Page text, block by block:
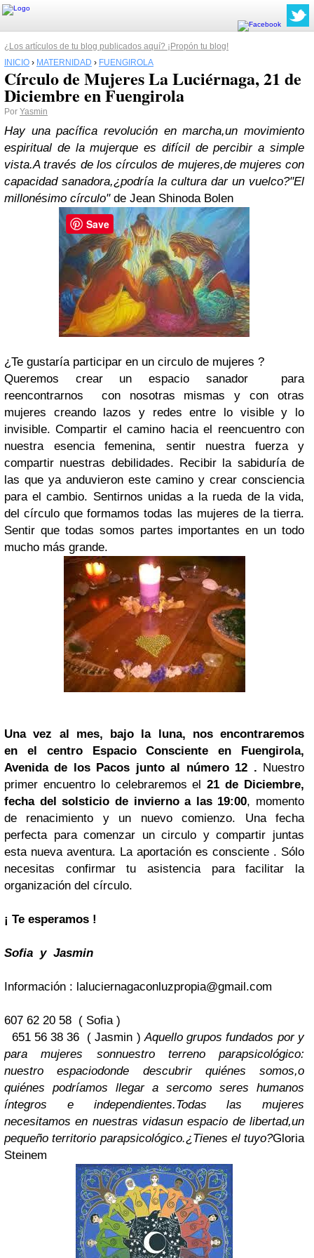
¿Los artículos de tu blog publicados aquí? ¡Propón tu blog!
INICIO › MATERNIDAD › FUENGIROLA
Círculo de Mujeres La Luciérnaga, 21 de
Diciembre en Fuengirola
Por Yasmin
Hay una pacífica revolución en marcha,un movimiento
espiritual de la mujerque es difícil de percibir a simple
vista.A través de los círculos de mujeres,de mujeres con
capacidad sanadora,¿podría la cultura dar un vuelco?"El
millonésimo círculo" de Jean Shinoda Bolen
¿Te gustaría participar en un circulo de mujeres ?
Queremos crear un espacio sanador para
reencontrarnos con nosotras mismas y con otras
mujeres creando lazos y redes entre lo visible y lo
invisible. Compartir el camino hacia el reencuentro con
nuestra esencia femenina, sentir nuestra fuerza y
compartir nuestras debilidades. Recibir la sabiduría de
las que ya anduvieron este camino y crear consciencia
para el cambio. Sentirnos unidas a la rueda de la vida,
del círculo que formamos todas las mujeres de la tierra.
Sentir que todas somos partes importantes en un todo
mucho más grande.
Una vez al mes, bajo la luna, nos encontraremos
en el centro Espacio Consciente en Fuengirola,
Avenida de los Pacos junto al número 12 . Nuestro
primer encuentro lo celebraremos el 21 de Diciembre,
fecha del solsticio de invierno a las 19:00, momento
de renacimiento y un nuevo comienzo. Una fecha
perfecta para comenzar un circulo y compartir juntas
esta nueva aventura. La aportación es consciente . Sólo
necesitas confirmar tu asistencia para facilitar la
organización del círculo.
¡ Te esperamos !
Sofia y Jasmin
Información : laluciernagaconluzpropia@gmail.com
607 62 20 58 ( Sofia )
651 56 38 36 ( Jasmin ) Aquello grupos fundados por y
para mujeres sonnuestro terreno parapsicológico:
nuestro espaciodonde descubrir quiénes somos,o
quiénes podríamos llegar a sercomo seres humanos
íntegros e independientes.Todas las mujeres
necesitamos en nuestras vidasun espacio de libertad,un
pequeño territorio parapsicológico.¿Tienes el tuyo?Gloria
Steinem
Save